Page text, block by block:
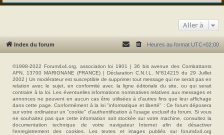
Aller à
Index du forum Heures au format UTC+02:00
©1998-2022 Forum4x4.org, association loi 1901 | 36 bis avenue des Combattants
AFN, 13700 MARIGNANE (FRANCE) | Déclaration C.N.I.L. N°814215 du 29 Juillet
2002 | Un modérateur est susceptible de supprimer tout message qui ne serait pas en
relation avec le sujet, en conformité avec la ligne éditoriale du site, ou qui serait
contraire à la loi. Les éventuelles informations nominatives relatives aux messages et
annonces ne peuvent en aucun cas être utilisées à d'autres fins que leur affichage
dans cette page. Conformément à la loi "informatique et liberté" : Ce forum déposera
sur votre ordinateur un "cookie" d’authentification à l'usage exclusif du forum. Si vous
ne souhaitez pas que cette information soit stockée sur votre machine, consultez la
documentation technique de votre navigateur Internet afin de désactiver
l'enregistrement des cookies. Les textes et images publiés sur forum4x4.org